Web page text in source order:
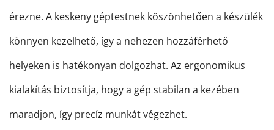
érezne. A keskeny géptestnek köszönhetően a készülék
könnyen kezelhető, így a nehezen hozzáférhető
helyeken is hatékonyan dolgozhat. Az ergonomikus
kialakítás biztosítja, hogy a gép stabilan a kezében
maradjon, így precíz munkát végezhet.